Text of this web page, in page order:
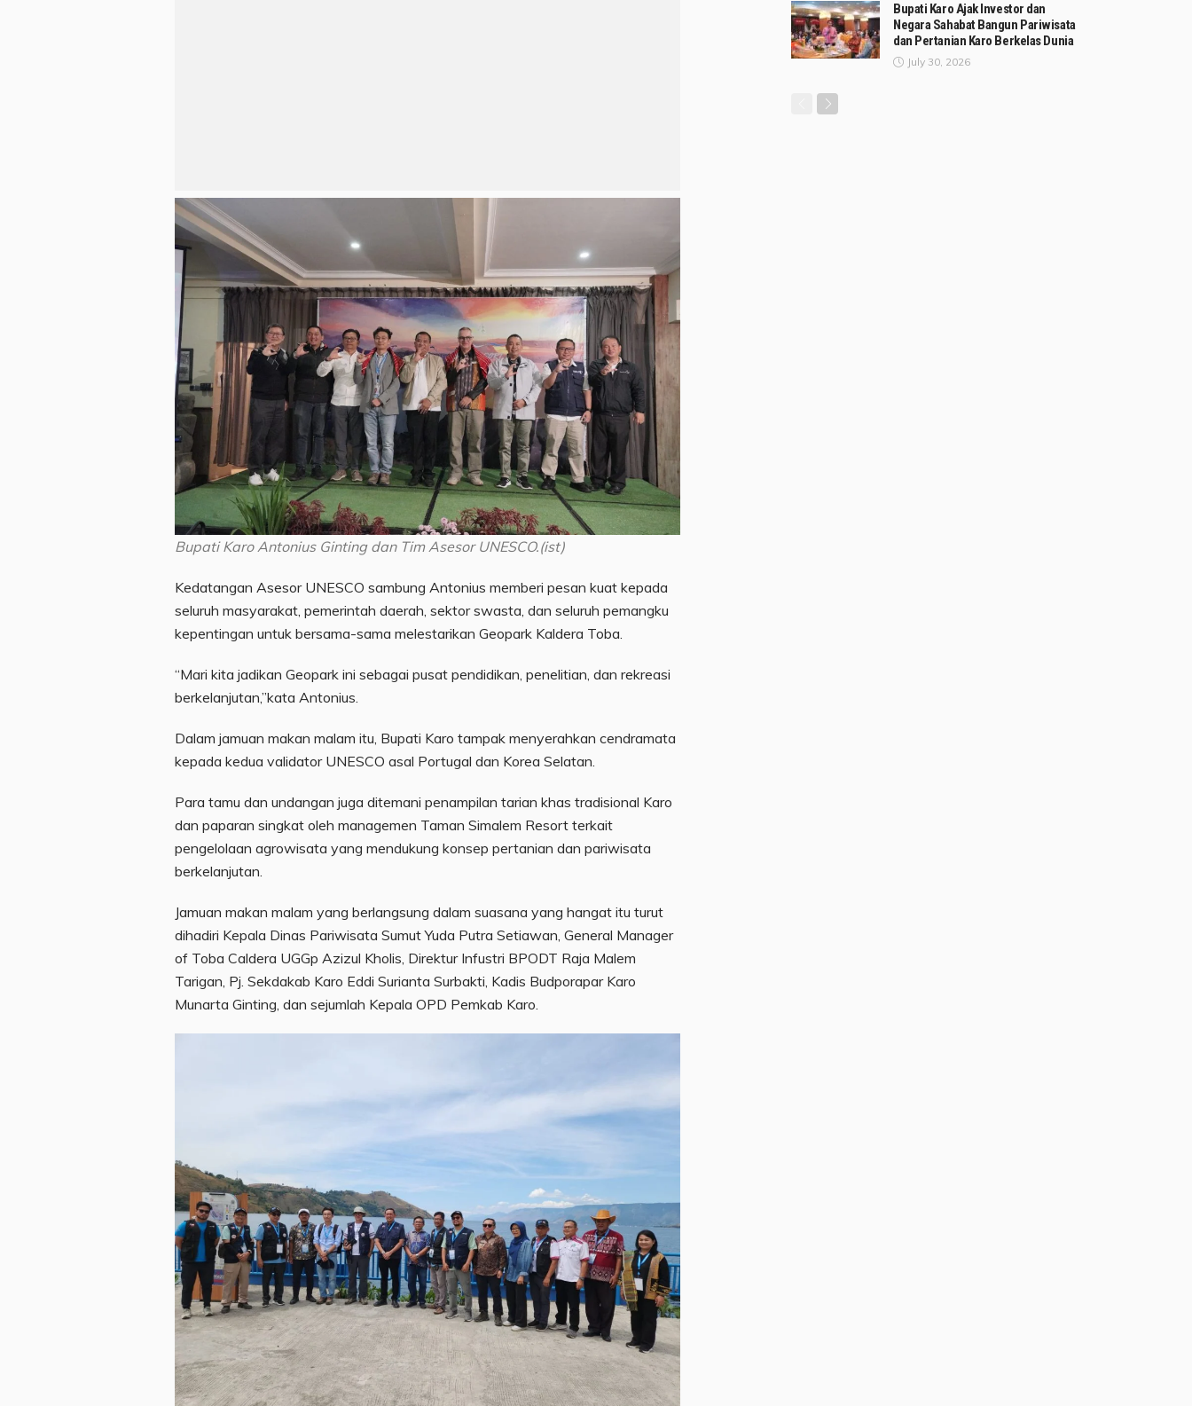
Bupati Karo Antonius Ginting dan Tim Asesor UNESCO.(ist)
Kedatangan Asesor UNESCO sambung Antonius memberi pesan kuat kepada
seluruh masyarakat, pemerintah daerah, sektor swasta, dan seluruh pemangku
kepentingan untuk bersama-sama melestarikan Geopark Kaldera Toba.
“Mari kita jadikan Geopark ini sebagai pusat pendidikan, penelitian, dan rekreasi
berkelanjutan,”kata Antonius.
Dalam jamuan makan malam itu, Bupati Karo tampak menyerahkan cendramata
kepada kedua validator UNESCO asal Portugal dan Korea Selatan.
Para tamu dan undangan juga ditemani penampilan tarian khas tradisional Karo
dan paparan singkat oleh managemen Taman Simalem Resort terkait
pengelolaan agrowisata yang mendukung konsep pertanian dan pariwisata
berkelanjutan.
Jamuan makan malam yang berlangsung dalam suasana yang hangat itu turut
dihadiri Kepala Dinas Pariwisata Sumut Yuda Putra Setiawan, General Manager
of Toba Caldera UGGp Azizul Kholis, Direktur Infustri BPODT Raja Malem
Tarigan, Pj. Sekdakab Karo Eddi Surianta Surbakti, Kadis Budporapar Karo
Munarta Ginting, dan sejumlah Kepala OPD Pemkab Karo.
Bupati Karo Ajak Investor dan
Negara Sahabat Bangun Pariwisata
dan Pertanian Karo Berkelas Dunia
July 30, 2026